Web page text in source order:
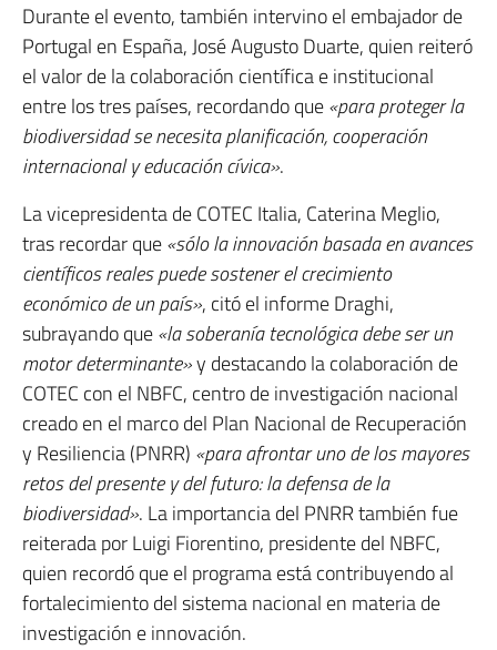
Durante el evento, también intervino el embajador de
Portugal en España, José Augusto Duarte, quien reiteró
el valor de la colaboración científica e institucional
entre los tres países, recordando que«para proteger la
biodiversidad se necesita planificación, cooperación
internacional y educación cívica».
La vicepresidenta de COTEC Italia, Caterina Meglio,
tras recordar que«sólo la innovación basada en avances
científicos reales puede sostener el crecimiento
económico de un país», citó el informe Draghi,
subrayando que«la soberanía tecnológica debe ser un
motor determinante»y destacando la colaboración de
COTEC con el NBFC, centro de investigación nacional
creado en el marco del Plan Nacional de Recuperación
y Resiliencia (PNRR) «para afrontar uno de los mayores
retos del presente y del futuro: la defensa de la
biodiversidad». La importancia del PNRR también fue
reiterada por Luigi Fiorentino, presidente del NBFC,
quien recordó que el programa está contribuyendo al
fortalecimiento del sistema nacional en materia de
investigación e innovación.